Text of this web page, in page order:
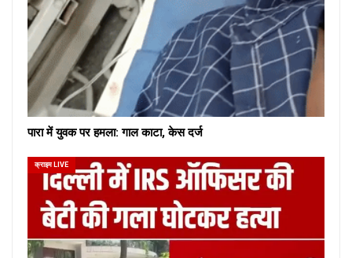
पारा में युवक पर हमला: गाल काटा, केस दर्ज
क्राइम LIVE